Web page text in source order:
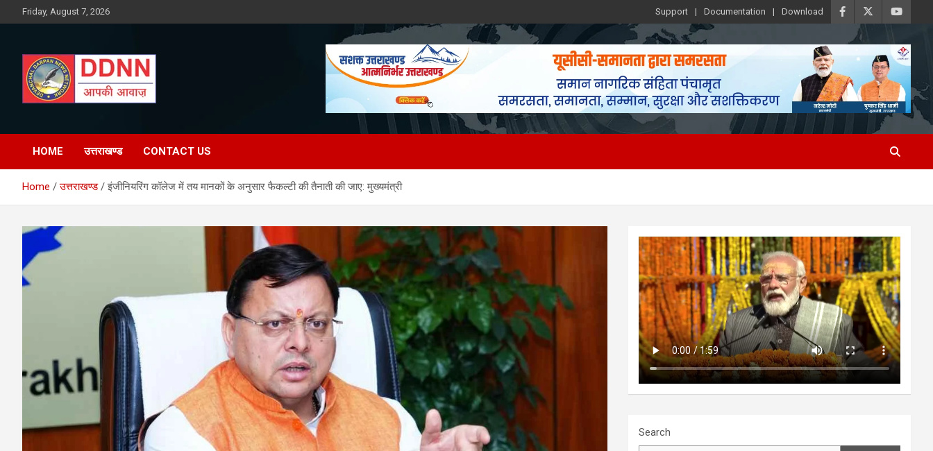
to
Friday, August 7, 2026 Support Documentation Download
HOME उत्तराखण्ड CONTACT US
Home उत्तराखण्ड इंजीनियरिंग कॉलेज में तय मानकों के अनुसार फैकल्टी की तैनाती की जाए: मुख्यमंत्री
Search